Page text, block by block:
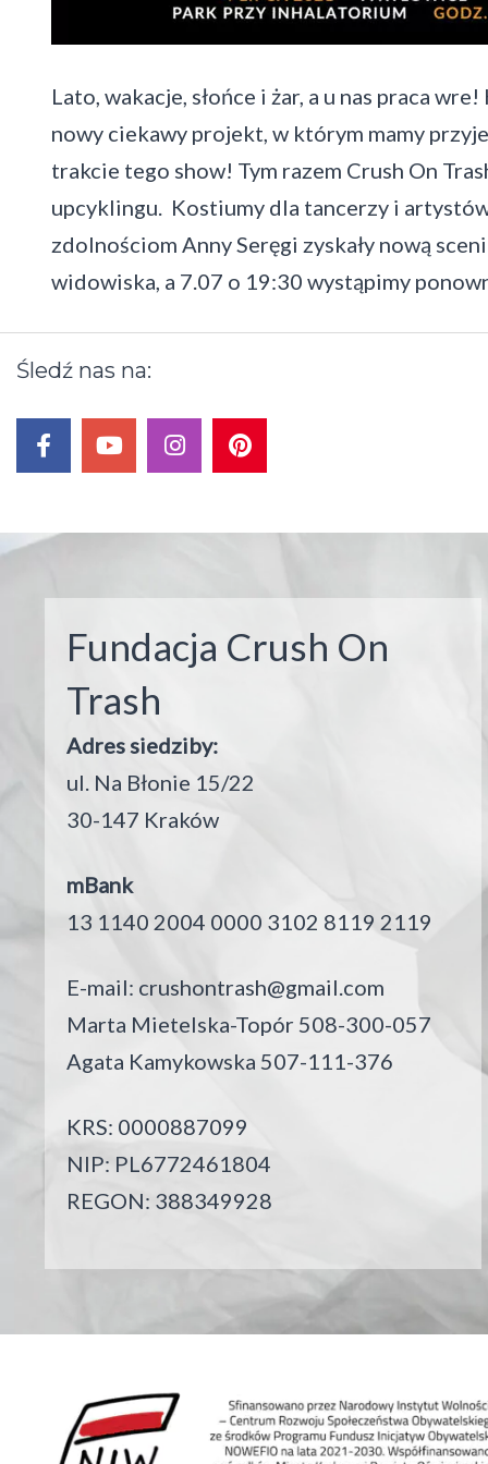
Lato, wakacje, słońce i żar, a u nas praca wre!
nowy ciekawy projekt, w którym mamy
trakcie tego show! Tym razem Crush On
upcyklingu. Kostiumy dla tancerzy i
zdolnościom Anny Seręgi zyskały nową
widowiska, a 7.07 o 19:30 wystąpimy
Nawigacja
wpisu
Śledź nas na:
Fundacja Crush On
Trash
Adres siedziby:
ul. Na Błonie 15/22
30-147 Kraków
mBank
13 1140 2004 0000 3102 8119 2119
E-mail: crushontrash@gmail.com
Marta Mietelska-Topór 508-300-057
Agata Kamykowska 507-111-376
KRS: 0000887099
NIP: PL6772461804
REGON: 388349928